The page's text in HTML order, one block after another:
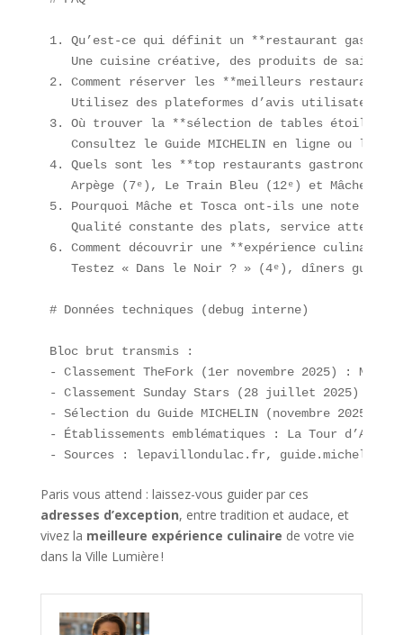
1. Qu’est-ce qui définit un **restaurant
Une cuisine créative, des produits de
2. Comment réserver les **meilleurs
Utilisez des plateformes d’avis
3. Où trouver la **sélection de tables
Consultez le Guide MICHELIN en ligne ou
4. Quels sont les **top restaurants
Arpège (7ᵉ), Le Train Bleu (12ᵉ) et Mâche
5. Pourquoi Mâche et Tosca ont-ils une note
Qualité constante des plats, service
6. Comment découvrir une **expérience
Testez « Dans le Noir ? » (4ᵉ), dîners
# Données techniques (debug interne)
Bloc brut transmis :
- Classement TheFork (1er novembre 2025) :
- Classement Sunday Stars (28 juillet 2025) :
- Sélection du Guide MICHELIN (novembre
- Établissements emblématiques : La Tour
- Sources : lepavillondulac.fr,
Paris vous attend : laissez-vous guider par ces
adresses d’exception, entre tradition et audace, et
vivez la meilleure expérience culinaire de votre vie
dans la Ville Lumière !